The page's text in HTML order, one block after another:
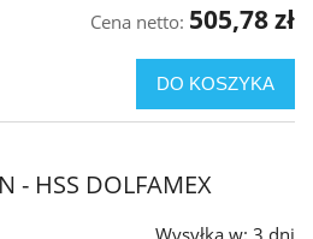
Cena netto: 505,78 zł
DO KOSZYKA
- HSS DOLFAMEX